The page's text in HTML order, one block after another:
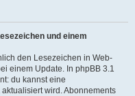
und einem
den Lesezeichen in Web-
einem Update. In phpBB 3.1
du kannst eine
wird. Abonnements